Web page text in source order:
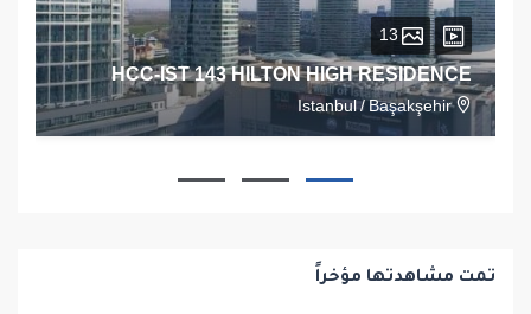
HCC-IST 143 HILTON HIGH RESIDENCE
Istanbul / Başakşehir
تمت مشاهدتها مؤخراً